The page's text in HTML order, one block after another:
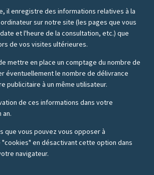
il enregistre des informations relatives à la
sur notre site (les pages que vous
et l'heure de la consultation, etc.) que
de vos visites ultérieures.
mettre en place un comptage du nombre de
éventuellement le nombre de délivrance
publicitaire à un même utilisateur.
de ces informations dans votre
an.
que vous pouvez vous opposer à
en désactivant cette option dans
navigateur.